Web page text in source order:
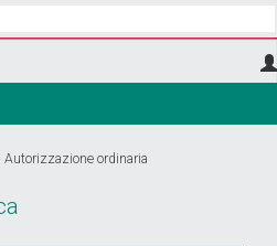
Autorizzazione ordinaria